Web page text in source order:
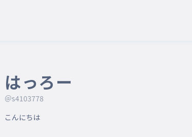
はっろー
＠s4103778
こんにちは